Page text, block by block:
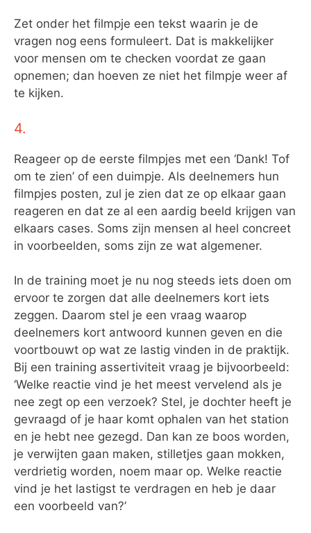
Zet onder het filmpje een tekst waarin je de
vragen nog eens formuleert. Dat is makkelijker
voor mensen om te checken voordat ze gaan
opnemen; dan hoeven ze niet het filmpje weer af
te kijken.
4.
Reageer op de eerste filmpjes met een ‘Dank! Tof
om te zien’ of een duimpje. Als deelnemers hun
filmpjes posten, zul je zien dat ze op elkaar gaan
reageren en dat ze al een aardig beeld krijgen van
elkaars cases. Soms zijn mensen al heel concreet
in voorbeelden, soms zijn ze wat algemener.
In de training moet je nu nog steeds iets doen om
ervoor te zorgen dat alle deelnemers kort iets
zeggen. Daarom stel je een vraag waarop
deelnemers kort antwoord kunnen geven en die
voortbouwt op wat ze lastig vinden in de praktijk.
Bij een training assertiviteit vraag je bijvoorbeeld:
‘Welke reactie vind je het meest vervelend als je
nee zegt op een verzoek? Stel, je dochter heeft je
gevraagd of je haar komt ophalen van het station
en je hebt nee gezegd. Dan kan ze boos worden,
je verwijten gaan maken, stilletjes gaan mokken,
verdrietig worden, noem maar op. Welke reactie
vind je het lastigst te verdragen en heb je daar
een voorbeeld van?’